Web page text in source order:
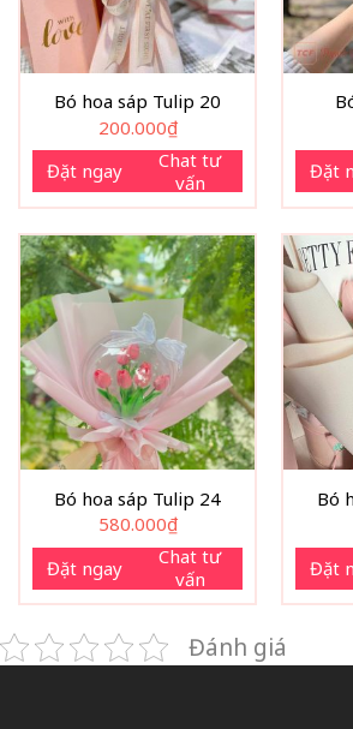
Bó hoa sáp Tulip 20
200.000₫
Đặt ngay
Chat tư
vấn
Đặt
Bó hoa sáp Tulip 24
580.000₫
Đặt ngay
Chat tư
vấn
Bó
Đặt
Đánh giá